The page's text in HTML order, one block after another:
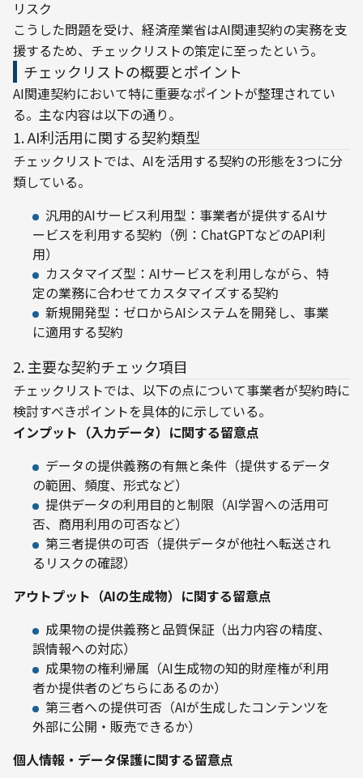
リスク
こうした問題を受け、経済産業省はAI関連契約の実務を支
援するため、チェックリストの策定に至ったという。
チェックリストの概要とポイント
AI関連契約において特に重要なポイントが整理されてい
る。主な内容は以下の通り。
1. AI利活用に関する契約類型
チェックリストでは、AIを活用する契約の形態を3つに分
類している。
汎用的AIサービス利用型：事業者が提供するAIサ
ービスを利用する契約（例：ChatGPTなどのAPI利
用）
カスタマイズ型：AIサービスを利用しながら、特
定の業務に合わせてカスタマイズする契約
新規開発型：ゼロからAIシステムを開発し、事業
に適用する契約
2. 主要な契約チェック項目
チェックリストでは、以下の点について事業者が契約時に
検討すべきポイントを具体的に示している。
インプット（入力データ）に関する留意点
データの提供義務の有無と条件（提供するデータ
の範囲、頻度、形式など）
提供データの利用目的と制限（AI学習への活用可
否、商用利用の可否など）
第三者提供の可否（提供データが他社へ転送され
るリスクの確認）
アウトプット（AIの生成物）に関する留意点
成果物の提供義務と品質保証（出力内容の精度、
誤情報への対応）
成果物の権利帰属（AI生成物の知的財産権が利用
者か提供者のどちらにあるのか）
第三者への提供可否（AIが生成したコンテンツを
外部に公開・販売できるか）
個人情報・データ保護に関する留意点